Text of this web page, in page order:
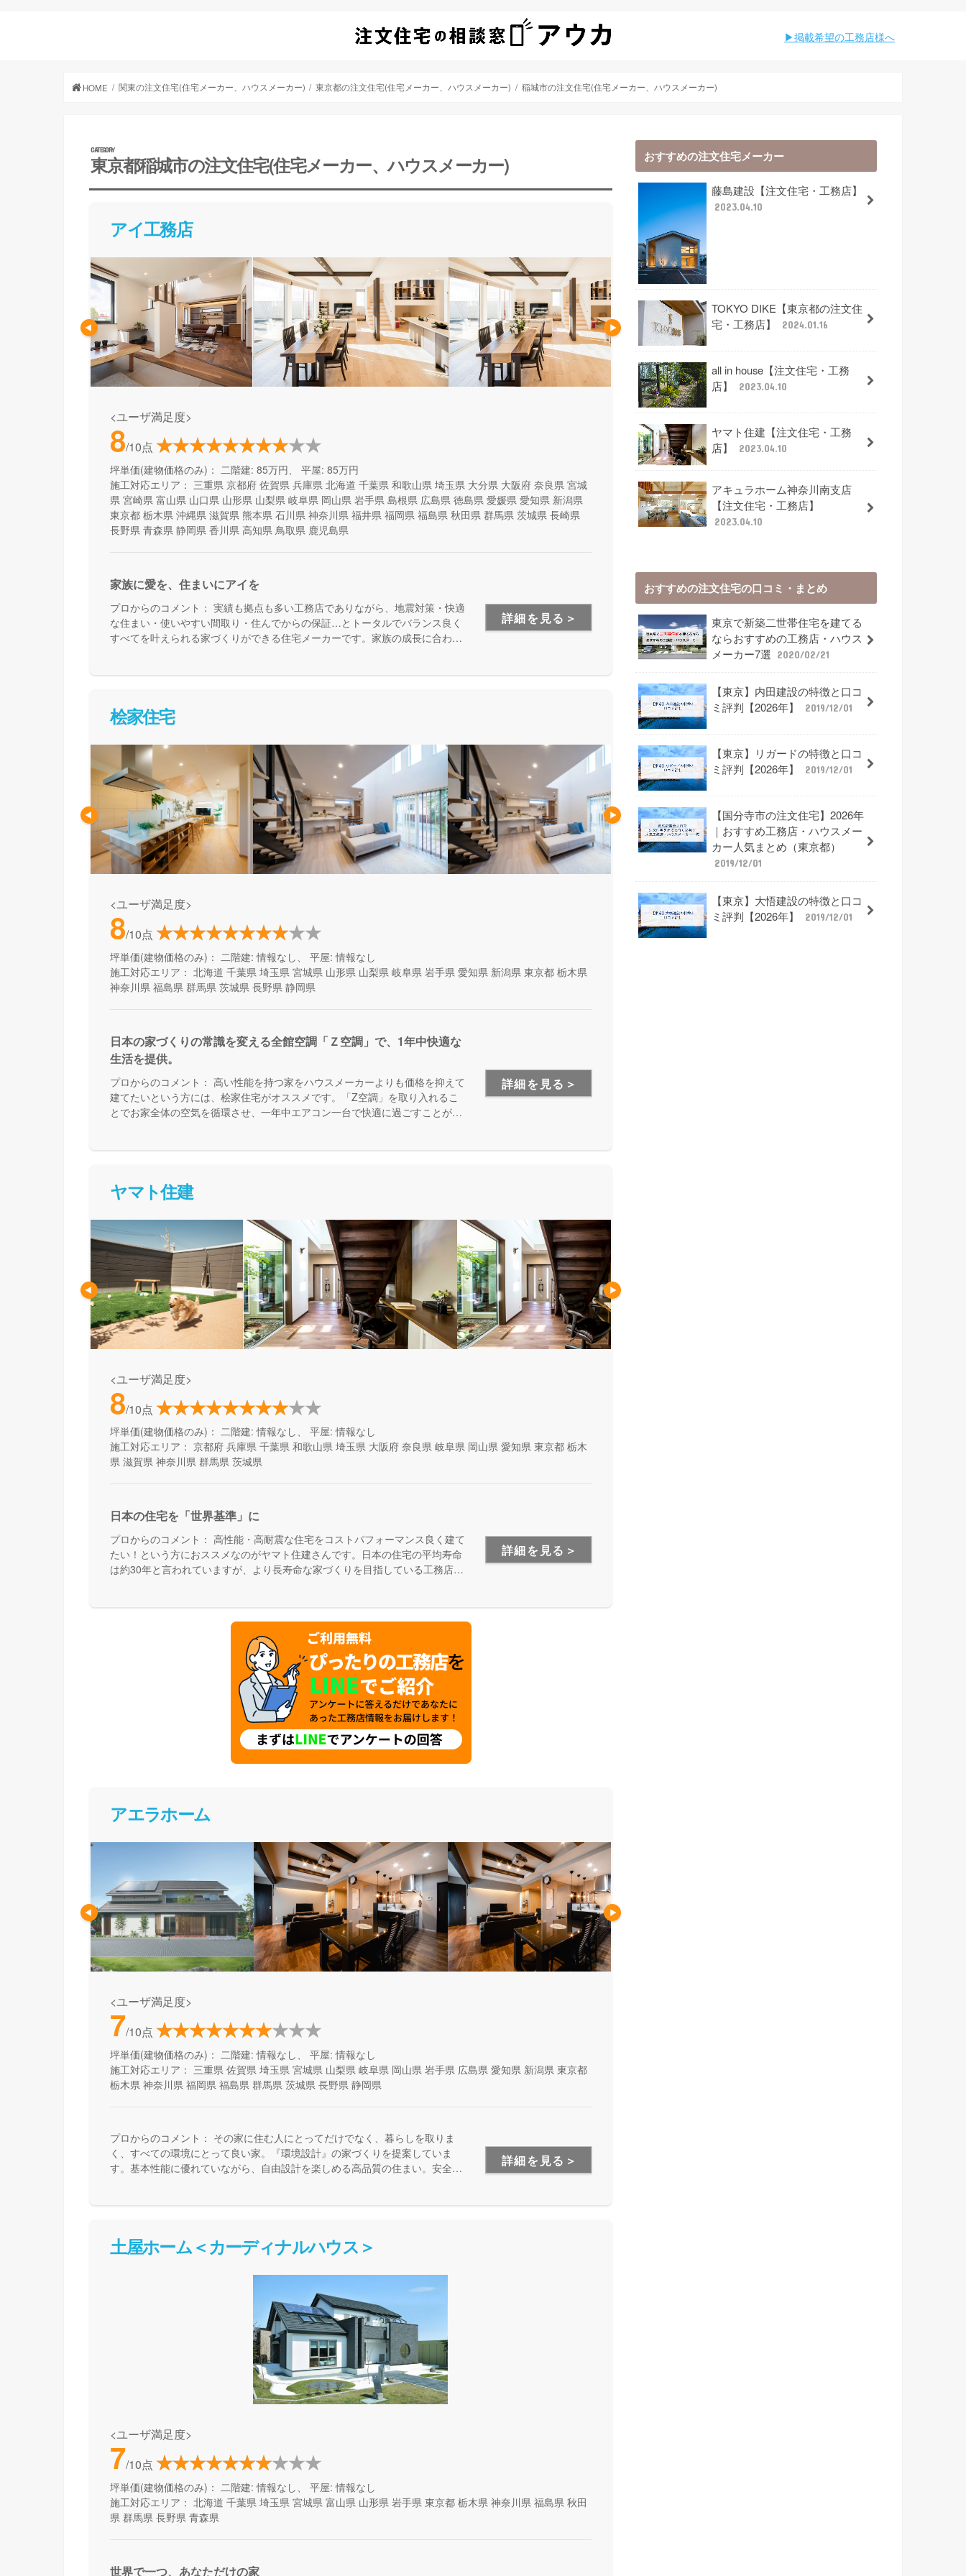
︎︎掲載希望の工務店様へ
HOME 関東の注文住宅(住宅メーカー、ハウスメーカー) 東京都の注文住宅(住宅メーカー、ハウスメーカー) 稲城市の注文住宅(住宅メーカー、ハウスメーカー)
東京都稲城市の注文住宅(住宅メーカー、ハウスメーカー)
アイ工務店
<ユーザ満足度>
8/10点
坪単価(建物価格のみ)： 二階建: 85万円、 平屋: 85万円
施工対応エリア： 三重県 京都府 佐賀県 兵庫県 北海道 千葉県 和歌山県 埼玉県 大分県 大阪府 奈良県 宮城
県 宮崎県 富山県 山口県 山形県 山梨県 岐阜県 岡山県 岩手県 島根県 広島県 徳島県 愛媛県 愛知県 新潟県
東京都 栃木県 沖縄県 滋賀県 熊本県 石川県 神奈川県 福井県 福岡県 福島県 秋田県 群馬県 茨城県 長崎県
長野県 青森県 静岡県 香川県 高知県 鳥取県 鹿児島県
家族に愛を、住まいにアイを
プロからのコメント： 実績も拠点も多い工務店でありながら、地震対策・快適
な住まい・使いやすい間取り・住んでからの保証…とトータルでバランス良く
すべてを叶えられる家づくりができる住宅メーカーです。家族の成長に合わせ
詳細を見る＞
桧家住宅
<ユーザ満足度>
8/10点
坪単価(建物価格のみ)： 二階建: 情報なし、 平屋: 情報なし
施工対応エリア： 北海道 千葉県 埼玉県 宮城県 山形県 山梨県 岐阜県 岩手県 愛知県 新潟県 東京都 栃木県
神奈川県 福島県 群馬県 茨城県 長野県 静岡県
日本の家づくりの常識を変える全館空調「Ｚ空調」で、1年中快適な
生活を提供。
プロからのコメント： 高い性能を持つ家をハウスメーカーよりも価格を抑えて
建てたいという方には、桧家住宅がオススメです。「Z空調」を取り入れるこ
とでお家全体の空気を循環させ、一年中エアコン一台で快適に過ごすことが出
詳細を見る＞
ヤマト住建
<ユーザ満足度>
8/10点
坪単価(建物価格のみ)： 二階建: 情報なし、 平屋: 情報なし
施工対応エリア： 京都府 兵庫県 千葉県 和歌山県 埼玉県 大阪府 奈良県 岐阜県 岡山県 愛知県 東京都 栃木
県 滋賀県 神奈川県 群馬県 茨城県
日本の住宅を「世界基準」に
プロからのコメント： 高性能・高耐震な住宅をコストパフォーマンス良く建て
たい！という方におススメなのがヤマト住建さんです。日本の住宅の平均寿命
は約30年と言われていますが、より長寿命な家づくりを目指している工務店さ
詳細を見る＞
アエラホーム
<ユーザ満足度>
7/10点
坪単価(建物価格のみ)： 二階建: 情報なし、 平屋: 情報なし
施工対応エリア： 三重県 佐賀県 埼玉県 宮城県 山梨県 岐阜県 岡山県 岩手県 広島県 愛知県 新潟県 東京都
栃木県 神奈川県 福岡県 福島県 群馬県 茨城県 長野県 静岡県
プロからのコメント： その家に住む人にとってだけでなく、暮らしを取りま
く、すべての環境にとって良い家。『環境設計』の家づくりを提案していま
す。基本性能に優れていながら、自由設計を楽しめる高品質の住まい。安全
詳細を見る＞
土屋ホーム＜カーディナルハウス＞
<ユーザ満足度>
7/10点
坪単価(建物価格のみ)： 二階建: 情報なし、 平屋: 情報なし
施工対応エリア： 北海道 千葉県 埼玉県 宮城県 富山県 山形県 岩手県 東京都 栃木県 神奈川県 福島県 秋田
県 群馬県 長野県 青森県
世界で一つ、あなただけの家
おすすめの注文住宅メーカー
藤島建設【注文住宅・工務店】
2023.04.10
TOKYO DIKE【東京都の注文住
宅・工務店】
2024.01.16
all in house【注文住宅・工務
店】
2023.04.10
ヤマト住建【注文住宅・工務
店】
2023.04.10
アキュラホーム神奈川南支店
【注文住宅・工務店】
2023.04.10
おすすめの注文住宅の口コミ・まとめ
東京で新築二世帯住宅を建てる
ならおすすめの工務店・ハウス
メーカー7選
2020/02/21
【東京】内田建設の特徴と口コ
ミ評判【2026年】
2019/12/01
【東京】リガードの特徴と口コ
ミ評判【2026年】
2019/12/01
【国分寺市の注文住宅】2026年
｜おすすめ工務店・ハウスメー
カー人気まとめ（東京都）
2019/12/01
【東京】大悟建設の特徴と口コ
ミ評判【2026年】
2019/12/01